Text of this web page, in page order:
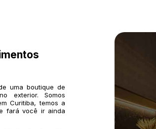
uma boutique de
exterior. Somos
Curitiba, temos a
fará você ir ainda